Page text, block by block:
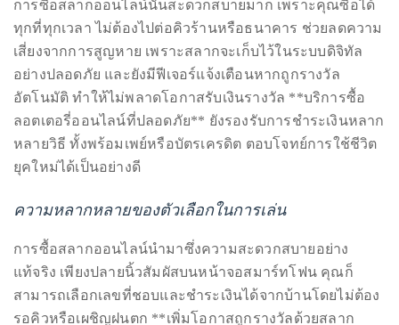
โปรโมชั่นและโบนัสสำหรับสมาชิก
การซื้อสลากออนไลน์นั้นสะดวกสบายมาก เพราะคุณซื้อได้
ทุกที่ทุกเวลา ไม่ต้องไปต่อคิวร้านหรือธนาคาร ช่วยลดความ
เสี่ยงจากการสูญหาย เพราะสลากจะเก็บไว้ในระบบดิจิทัล
อย่างปลอดภัย และยังมีฟีเจอร์แจ้งเตือนหากถูกรางวัล
อัตโนมัติ ทำให้ไม่พลาดโอกาสรับเงินรางวัล **บริการซื้อ
หลายวิธี ทั้งพร้อมเพย์หรือบัตรเครดิต ตอบโจทย์การใช้ชีวิต
ความหลากหลายของตัวเลือกในการเล่น
การซื้อสลากออนไลน์นำมาซึ่งความสะดวกสบายอย่าง